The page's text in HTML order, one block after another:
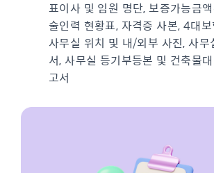
표이사 및 임원 명단, 보증가능금
술인력 현황표, 자격증 사본, 4대
사무실 위치 및 내/외부 사진, 사무
서, 사무실 등기부등본 및 건축물
고서